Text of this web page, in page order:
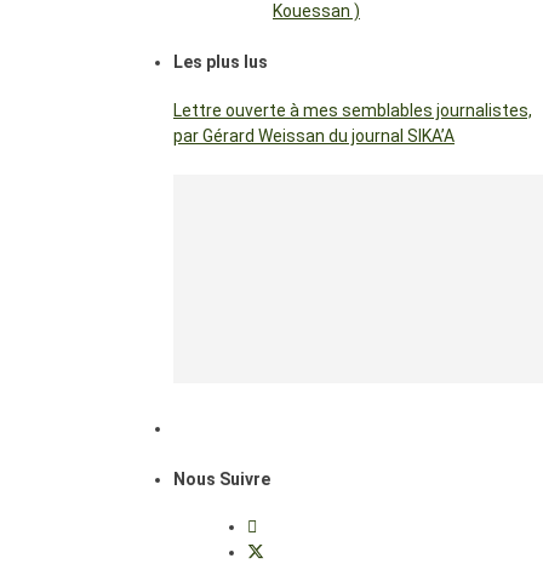
Kouessan )
Les plus lus
Lettre ouverte à mes semblables journalistes,
par Gérard Weissan du journal SIKA’A
Nous Suivre